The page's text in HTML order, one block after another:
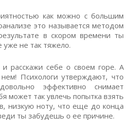
как можно с большим
это называется методом
в скором времени ты
не так тяжело.
расскажи себе о своем горе. А
Психологи утверждают, что
эффективно снимает
может так увлечь попытка взять
низкую ноту, что еще до конца
ты забудешь о ее причине.